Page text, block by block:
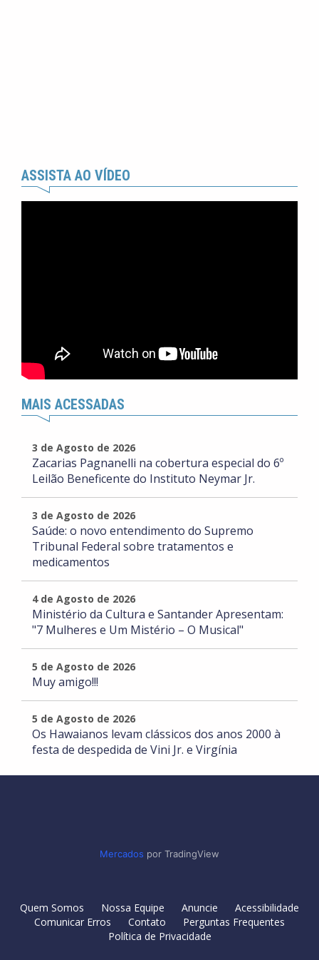
ASSISTA AO VÍDEO
MAIS ACESSADAS
3 de Agosto de 2026
Zacarias Pagnanelli na cobertura especial do 6º
Leilão Beneficente do Instituto Neymar Jr.
3 de Agosto de 2026
Saúde: o novo entendimento do Supremo
Tribunal Federal sobre tratamentos e
medicamentos
4 de Agosto de 2026
Ministério da Cultura e Santander Apresentam:
"7 Mulheres e Um Mistério – O Musical"
5 de Agosto de 2026
Muy amigo!!!
5 de Agosto de 2026
Os Hawaianos levam clássicos dos anos 2000 à
festa de despedida de Vini Jr. e Virgínia
Mercados por TradingView
Quem Somos Nossa Equipe Anuncie
Acessibilidade
Comunicar Erros
Contato
Perguntas Frequentes
Política de Privacidade